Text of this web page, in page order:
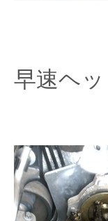
早速ヘ